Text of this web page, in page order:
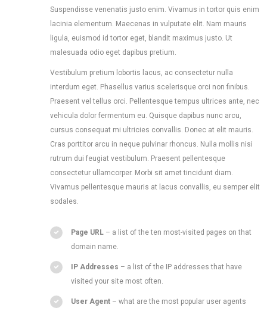
Suspendisse venenatis justo enim. Vivamus in tortor quis enim
lacinia elementum. Maecenas in vulputate elit. Nam mauris
ligula, euismod id tortor eget, blandit maximus justo. Ut
malesuada odio eget dapibus pretium.
Vestibulum pretium lobortis lacus, ac consectetur nulla
interdum eget. Phasellus varius scelerisque orci non finibus.
Praesent vel tellus orci. Pellentesque tempus ultrices ante, nec
vehicula dolor fermentum eu. Quisque dapibus nunc arcu,
cursus consequat mi ultricies convallis. Donec at elit mauris.
Cras porttitor arcu in neque pulvinar rhoncus. Nulla mollis nisi
rutrum dui feugiat vestibulum. Praesent pellentesque
consectetur ullamcorper. Morbi sit amet tincidunt diam.
Vivamus pellentesque mauris at lacus convallis, eu semper elit
sodales.
Page URL – a list of the ten most-visited pages on that
domain name.
IP Addresses – a list of the IP addresses that have
visited your site most often.
User Agent – what are the most popular user agents